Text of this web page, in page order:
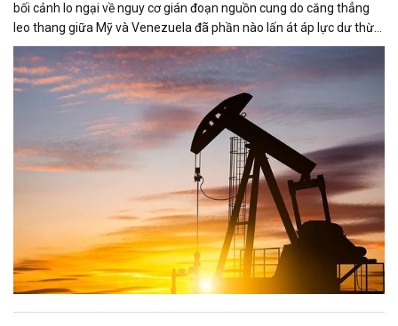
bối cảnh lo ngại về nguy cơ gián đoạn nguồn cung do căng thẳng
leo thang giữa Mỹ và Venezuela đã phần nào lấn át áp lực dư thừa
nguồn cung đang bao trùm thị trường. Cùng với đó, giới đầu tư tiếp
tục theo dõi sát diễn biến liên quan đến khả năng đạt được một
thỏa thuận hòa bình giữa Nga và Ukraine.